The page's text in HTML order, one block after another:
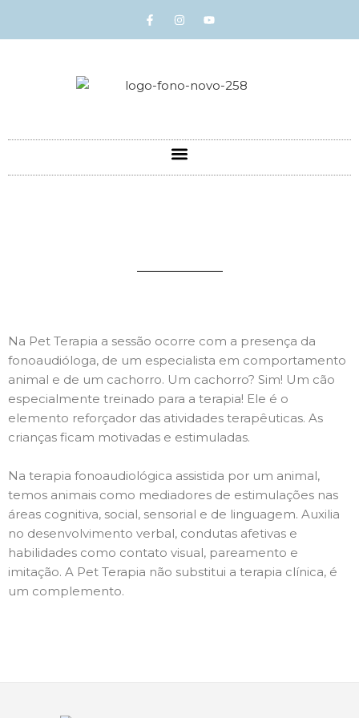
Na Pet Terapia a sessão ocorre com a presença da
fonoaudióloga, de um especialista em comportamento
animal e de um cachorro. Um cachorro? Sim! Um cão
especialmente treinado para a terapia! Ele é o
elemento reforçador das atividades terapêuticas. As
crianças ficam motivadas e estimuladas.
Na terapia fonoaudiológica assistida por um animal,
temos animais como mediadores de estimulações nas
áreas cognitiva, social, sensorial e de linguagem. Auxilia
no desenvolvimento verbal, condutas afetivas e
habilidades como contato visual, pareamento e
imitação. A Pet Terapia não substitui a terapia clínica, é
um complemento.